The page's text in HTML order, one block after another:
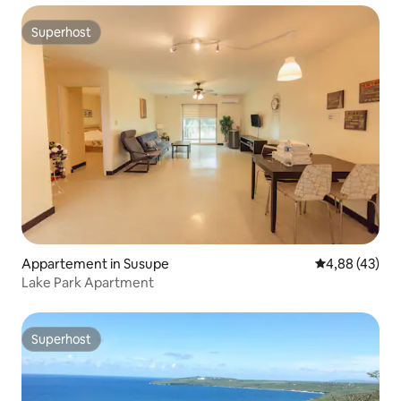
Superhost
Superhost
Appartement in Susupe Gemiddelde
4,88 (43)
Lake Park Apartment
Superhost
Superhost